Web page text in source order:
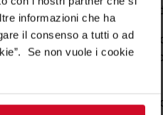
informazioni che ha
il consenso a tutti o ad
Se non vuole i cookie
der Werke
der Entsorgung von
große Bedeutung bei,
44.000 l Wasser